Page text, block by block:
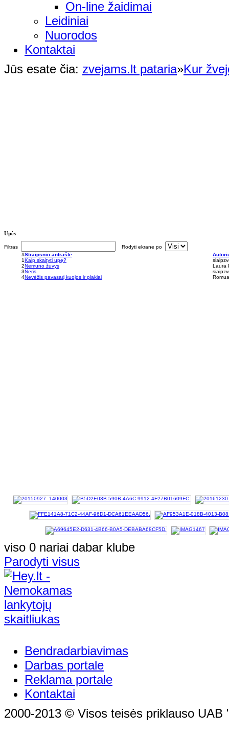
On-line žaidimai
Leidiniai
Nuorodos
Kontaktai
Jūs esate čia: zvejams.lt pataria»Kur
Upės
Filtras
Rodyti ekrane po
#Straipsnio antraštė
1Kaip skaityti upę?
2Nemuno žuvys
Laura
3Neris
4Nevėžis pavasarį kuojos ir plakiai
viso 0 nariai dabar klube
Parodyti visus
Bendradarbiavimas
Darbas portale
Reklama portale
Kontaktai
2000-2013 © Visos teisės priklauso UAB